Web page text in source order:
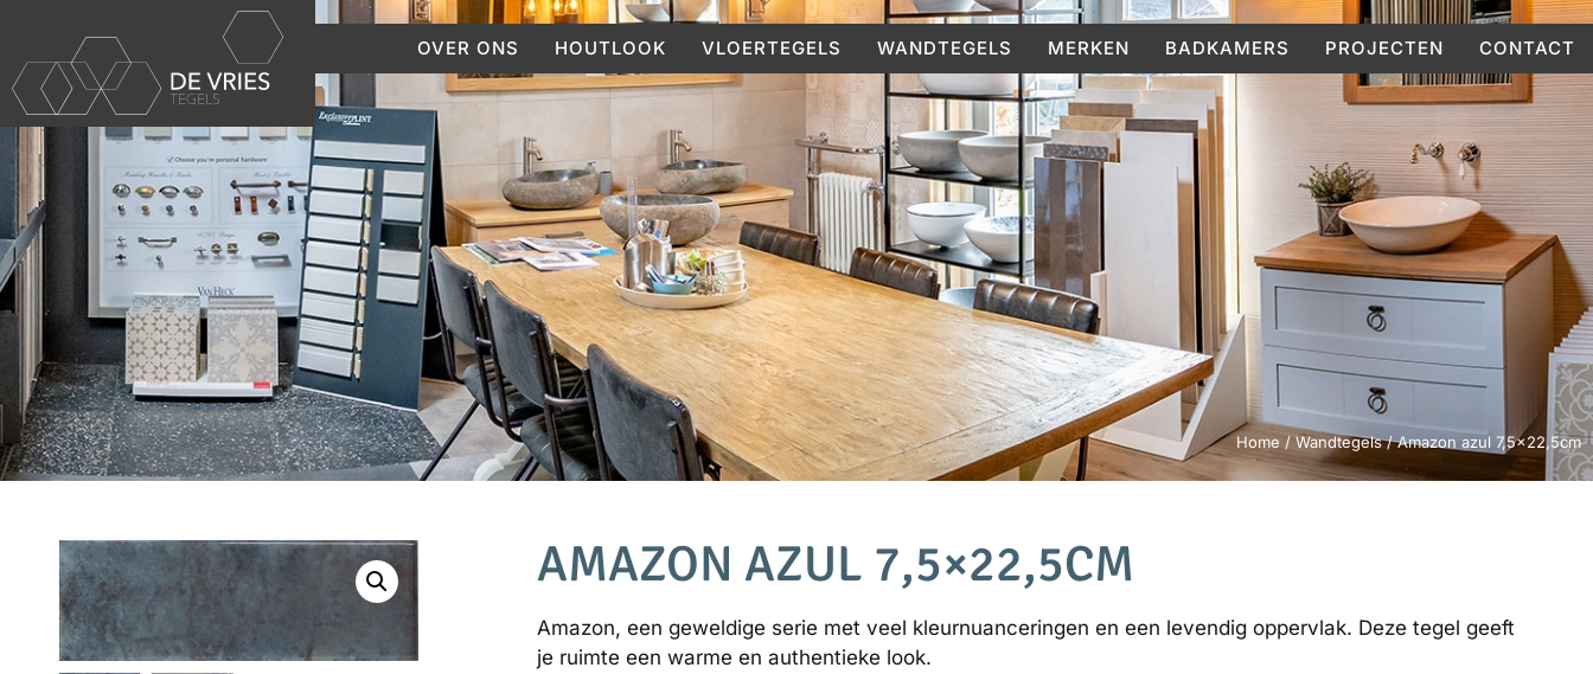
OVER ONS HOUTLOOK VLOERTEGELS WANDTEGELS MERKEN BADKAMERS PROJECTEN CONTACT
Home / Wandtegels/ Amazon azul 7,5×22,5cm
AMAZON AZUL 7,5×22,5CM
Amazon, een geweldige serie met veel kleurnuanceringen en een levendig oppervlak. Deze tegel geeft
je ruimte een warme en authentieke look.